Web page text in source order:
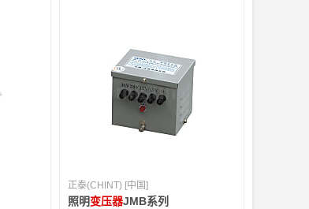
正泰(CHINT) [中国]
照明变压器JMB系列